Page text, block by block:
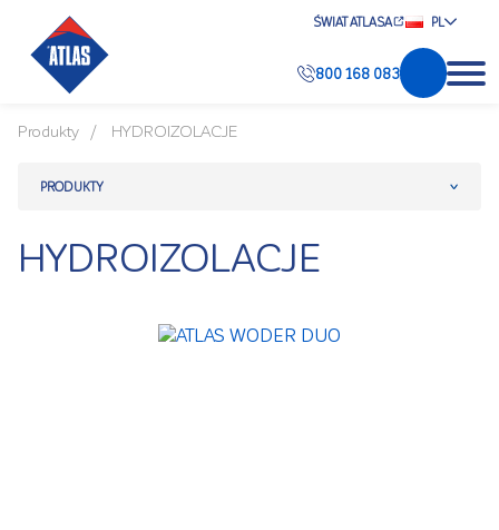
ŚWIAT ATLASA PL
800 168 083
Produkty HYDROIZOLACJE
PRODUKTY
HYDROIZOLACJE